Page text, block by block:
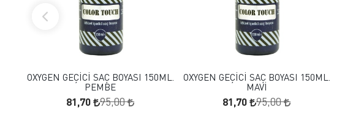
FAVORILERE EKLE
SEPETE EKLE
OXYGEN GEÇİCİ SAÇ BOYASI 150ML.
PEMBE
81,70 95,00
FAVORILERE EKLE
SEPETE EKLE
OXYGEN GEÇİCİ SAÇ BOYASI 150ML.
MAVİ
81,70 95,00